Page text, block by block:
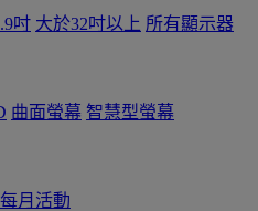
吋 大於32吋以上 所有顯示器
曲面螢幕 智慧型螢幕
每月活動